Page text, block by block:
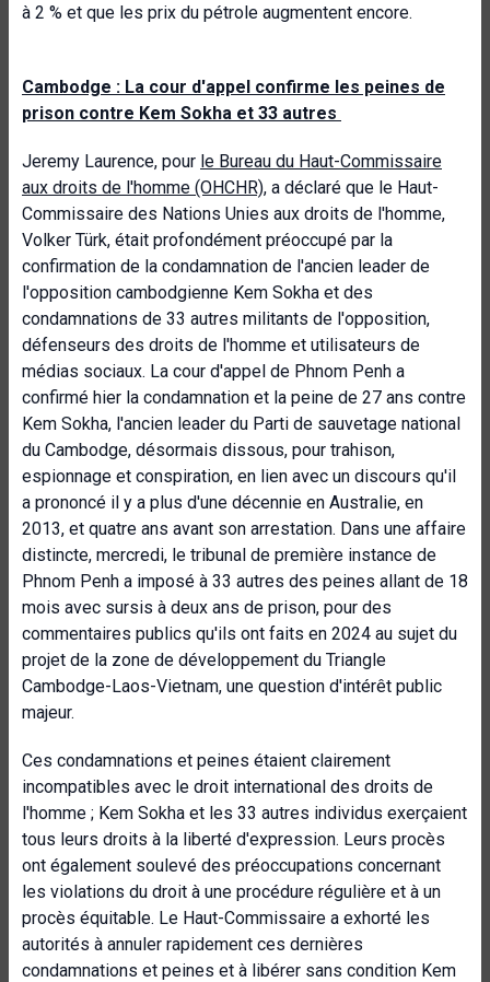
à 2 % et que les prix du pétrole augmentent encore.
Cambodge : La cour d'appel confirme les peines de
prison contre Kem Sokha et 33 autres
Jeremy Laurence, pour le Bureau du Haut-Commissaire
aux droits de l'homme (OHCHR), a déclaré que le Haut-
Commissaire des Nations Unies aux droits de l'homme,
Volker Türk, était profondément préoccupé par la
confirmation de la condamnation de l'ancien leader de
l'opposition cambodgienne Kem Sokha et des
condamnations de 33 autres militants de l'opposition,
défenseurs des droits de l'homme et utilisateurs de
médias sociaux. La cour d'appel de Phnom Penh a
confirmé hier la condamnation et la peine de 27 ans contre
Kem Sokha, l'ancien leader du Parti de sauvetage national
du Cambodge, désormais dissous, pour trahison,
espionnage et conspiration, en lien avec un discours qu'il
a prononcé il y a plus d'une décennie en Australie, en
2013, et quatre ans avant son arrestation. Dans une affaire
distincte, mercredi, le tribunal de première instance de
Phnom Penh a imposé à 33 autres des peines allant de 18
mois avec sursis à deux ans de prison, pour des
commentaires publics qu'ils ont faits en 2024 au sujet du
projet de la zone de développement du Triangle
Cambodge-Laos-Vietnam, une question d'intérêt public
majeur.
Ces condamnations et peines étaient clairement
incompatibles avec le droit international des droits de
l'homme ; Kem Sokha et les 33 autres individus exerçaient
tous leurs droits à la liberté d'expression. Leurs procès
ont également soulevé des préoccupations concernant
les violations du droit à une procédure régulière et à un
procès équitable. Le Haut-Commissaire a exhorté les
autorités à annuler rapidement ces dernières
condamnations et peines et à libérer sans condition Kem